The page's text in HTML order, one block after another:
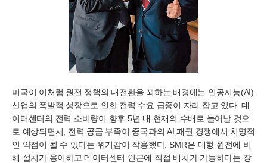
미국이 이처럼 원전 정책의 대전환을 꾀하는 배경에는 인공지능(AI)
산업의 폭발적 성장으로 인한 전력 수요 급증이 자리 잡고 있다. 데
이터센터의 전력 소비량이 향후 5년 내 현재의 수배로 늘어날 것으
로 예상되면서, 전력 공급 부족이 중국과의 AI 패권 경쟁에서 치명적
인 약점이 될 수 있다는 위기감이 작용했다. SMR은 대형 원전에 비
해 설치가 용이하고 데이터센터 인근에 직접 배치가 가능하다는 장